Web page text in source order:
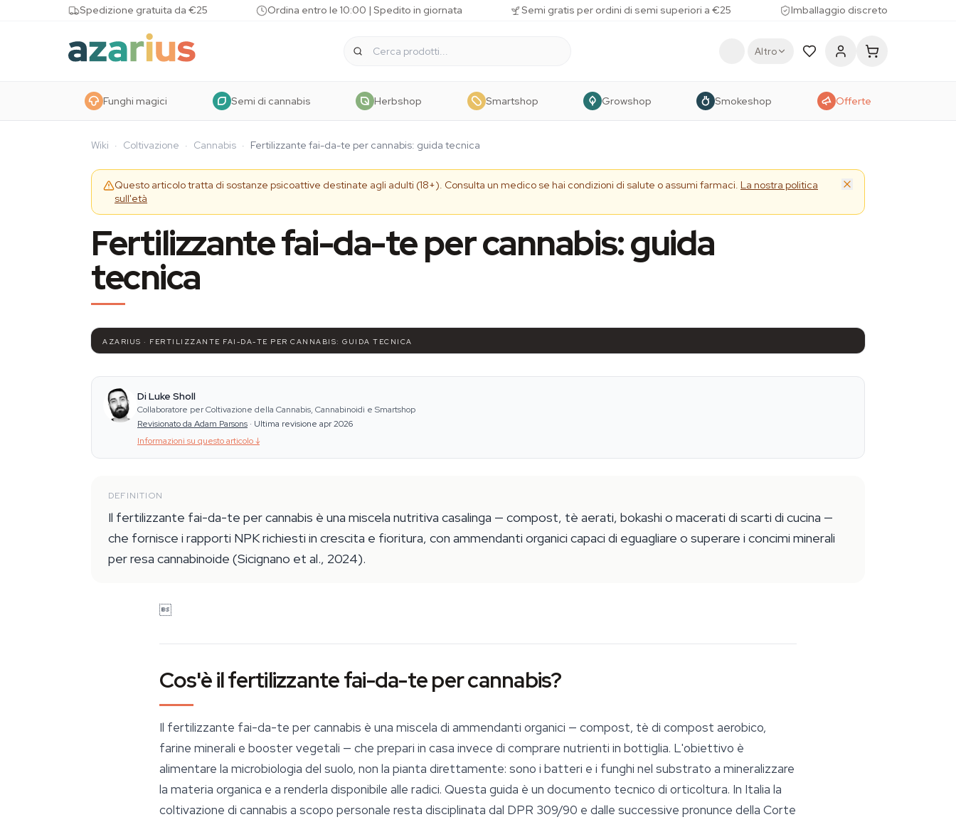
Skip to contentSpedizione gratuita da €25 Ordina entro le 10:00 | Spedito in giornata Semi gratis per ordini di semi superiori a €25 Imballaggio discreto
Altro
Funghi magici Semi di cannabis Herbshop Smartshop Growshop Smokeshop Offerte
Wiki · Coltivazione · Cannabis · Fertilizzante fai-da-te per cannabis: guida tecnica
Questo articolo tratta di sostanze psicoattive destinate agli adulti (18+). Consulta un medico se hai condizioni di salute o assumi farmaci. La nostra politica
sull'età
Fertilizzante fai-da-te per cannabis: guida
tecnica
AZARIUS · FERTILIZZANTE FAI-DA-TE PER CANNABIS: GUIDA TECNICA
Di Luke Sholl
Collaboratore per Coltivazione della Cannabis, Cannabinoidi e Smartshop
Revisionato da Adam Parsons · Ultima revisione apr 2026
Informazioni su questo articolo↓
DEFINITION
Il fertilizzante fai-da-te per cannabis è una miscela nutritiva casalinga — compost, tè aerati, bokashi o macerati di scarti di cucina —
che fornisce i rapporti NPK richiesti in crescita e fioritura, con ammendanti organici capaci di eguagliare o superare i concimi minerali
per resa cannabinoide (Sicignano et al., 2024).

Cos'è il fertilizzante fai-da-te per cannabis?
Il fertilizzante fai-da-te per cannabis è una miscela di ammendanti organici — compost, tè di compost aerobico,
farine minerali e booster vegetali — che prepari in casa invece di comprare nutrienti in bottiglia. L'obiettivo è
alimentare la microbiologia del suolo, non la pianta direttamente: sono i batteri e i funghi nel substrato a mineralizzare
la materia organica e a renderla disponibile alle radici. Questa guida è un documento tecnico di orticoltura. In Italia la
coltivazione di cannabis a scopo personale resta disciplinata dal DPR 309/90 e dalle successive pronunce della Corte